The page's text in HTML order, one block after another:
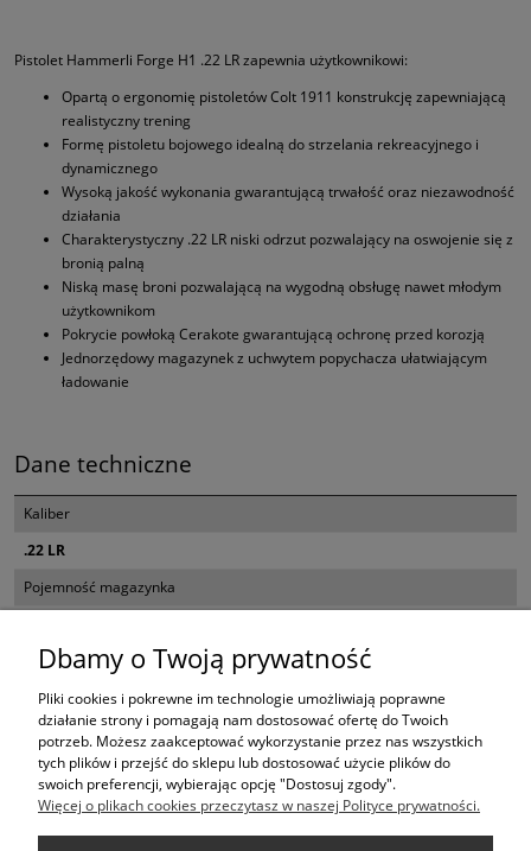
Pistolet Hammerli Forge H1 .22 LR zapewnia użytkownikowi:
Opartą o ergonomię pistoletów Colt 1911 konstrukcję zapewniającą
realistyczny trening
Formę pistoletu bojowego idealną do strzelania rekreacyjnego i
dynamicznego
Wysoką jakość wykonania gwarantującą trwałość oraz niezawodność
działania
Charakterystyczny .22 LR niski odrzut pozwalający na oswojenie się z
bronią palną
Niską masę broni pozwalającą na wygodną obsługę nawet młodym
użytkownikom
Pokrycie powłoką Cerakote gwarantującą ochronę przed korozją
Jednorzędowy magazynek z uchwytem popychacza ułatwiającym
ładowanie
Dane techniczne
Kaliber
.22 LR
Pojemność magazynka
Długość lufy
127 mm / 5"
Waga
0,924 kg
KONTAKT
Dbamy o Twoją prywatność
Pliki cookies i pokrewne im technologie umożliwiają poprawne
działanie strony i pomagają nam dostosować ofertę do Twoich
potrzeb. Możesz zaakceptować wykorzystanie przez nas wszystkich
tych plików i przejść do sklepu lub dostosować użycie plików do
swoich preferencji, wybierając opcję "Dostosuj zgody".
Więcej o plikach cookies przeczytasz w naszej Polityce prywatności.